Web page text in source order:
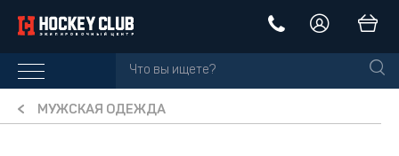
МУЖСКАЯ ОДЕЖДА